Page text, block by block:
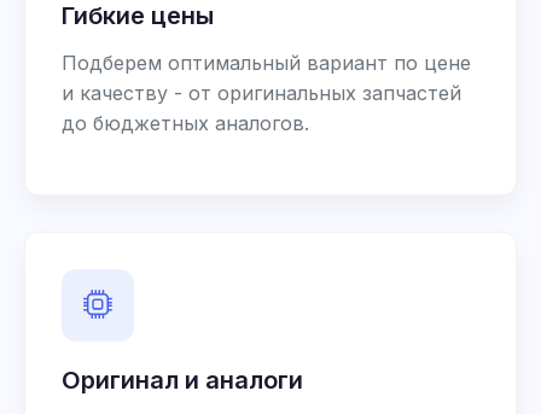
Гибкие цены
Подберем оптимальный вариант по цене
и качеству - от оригинальных запчастей
до бюджетных аналогов.
Оригинал и аналоги